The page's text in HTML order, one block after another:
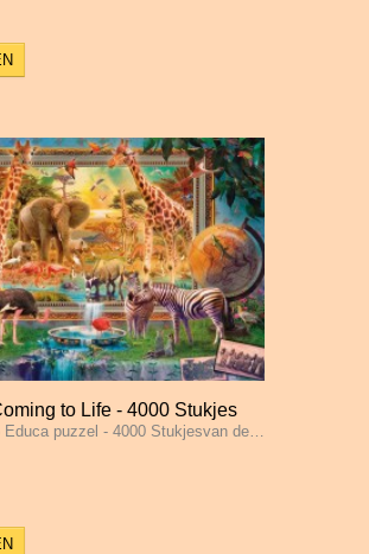
to Life - 4000 Stukjes
Educa puzzel - 4000 Stukjesvan de…